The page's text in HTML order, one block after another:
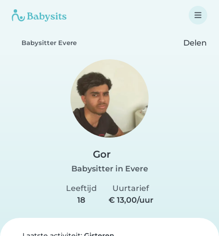
Babysitter Evere Delen
Gor
Babysitter in Evere
Leeftijd
18
Uurtarief
€ 13,00/uur